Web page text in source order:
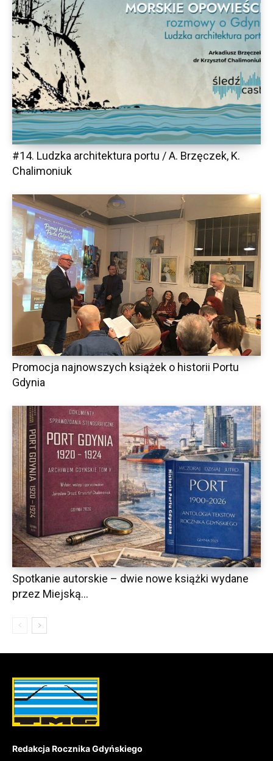
#14. Ludzka architektura portu / A. Brzęczek, K.
Chalimoniuk
Promocja najnowszych książek o historii Portu
Gdynia
Spotkanie autorskie – dwie nowe książki wydane
przez Miejską...
Redakcja Rocznika Gdyńskiego